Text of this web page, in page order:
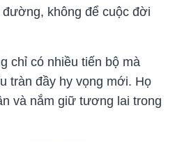
không để cuộc đời
chỉ có nhiều tiến bộ mà
tràn đầy hy vọng mới. Họ
và nắm giữ tương lai trong